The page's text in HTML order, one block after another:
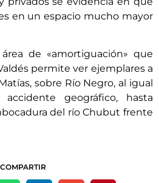
en un espacio mucho mayor
de «amortiguación» que
permite ver ejemplares a
sobre Río Negro, al igual
geográfico, hasta
del río Chubut frente
COMPARTIR